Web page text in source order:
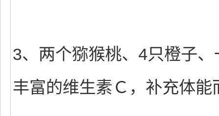
3、两个猕猴桃、4只橙子
丰富的维生素Ｃ，补充体能